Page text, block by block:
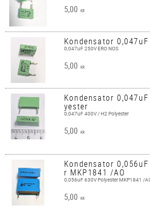
5,00 KR
Kondensator 0,047uF
0,047uF 250V ERO NOS
5,00 KR
Kondensator
yester
0,047uF 400V / H2 Polyester
5,00 KR
Kondensator
r MKP1841 /AO
0,056uF 630V Polyester MKP1841 /
5,00 KR